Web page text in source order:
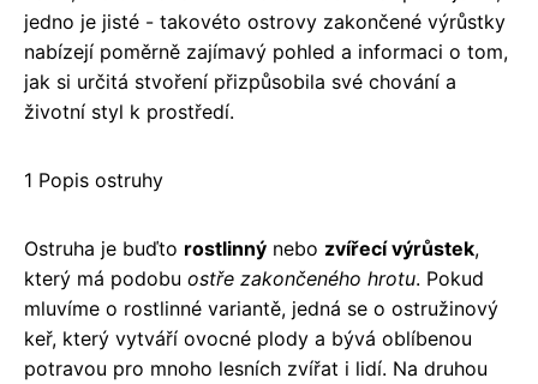
jedno je jisté - takovéto ostrovy zakončené výrůstky
nabízejí poměrně zajímavý pohled a informaci o tom,
jak si určitá stvoření přizpůsobila své chování a
životní styl k prostředí.
1 Popis ostruhy
Ostruha je buďto rostlinný nebo zvířecí výrůstek,
který má podobu ostře zakončeného hrotu. Pokud
mluvíme o rostlinné variantě, jedná se o ostružinový
keř, který vytváří ovocné plody a bývá oblíbenou
potravou pro mnoho lesních zvířat i lidí. Na druhou